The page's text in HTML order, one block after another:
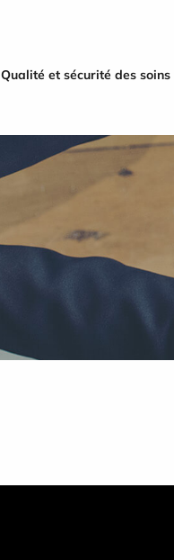
Qualité et sécurité des soins